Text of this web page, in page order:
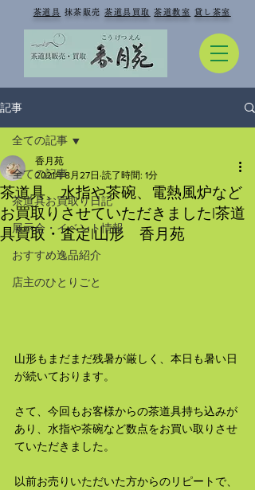
茶道具 抹茶販売茶道具買取 茶道教室 貸し茶室
記事
全ての記事
茶道具お買取り日記
展示会・イベント情報
おすすめ逸品紹介
店主のひとりごと
全ての記事
茶道具、水指や茶碗、電熱風炉など
お買取りさせていただきました|茶道
具買取・査定|山形 香月苑
香月苑
2021年8月27日 読了時間: 1分
山形もまだまだ残暑が厳しく、本日も暑い日
が続いております。
さて、今回もお客様からの茶道具持ち込みが
あり、水指や茶碗など数点をお買い取りさせ
ていただきました。
以前お売りいただいた方からのリピートで、